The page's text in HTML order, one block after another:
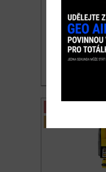
Totální
včetně
hranolu
64.700,00